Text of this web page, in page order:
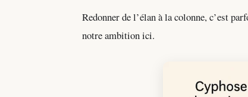
Redonner de l’élan à la colonne, c’est
notre ambition ici.